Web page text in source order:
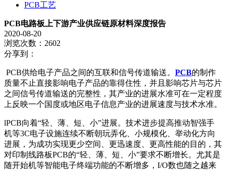
PCB工艺
PCB电路板上下游产业供应链原材料深度报告
2020-08-20
浏览次数：2602
分享到：
PCB供给电子产品之间的互联和信号传道输送。 PCB的制作
质量不止直接影响电子产品的靠得住性，并且影响芯片与芯片
之间信号传道输送的完整性，其产业的进展水准可在一定程度
上反映一个国度或地区电子信息产业的进展速度与技术水准。
lPCB向着“轻、薄、短、小”进展。技术进步提高推动智强手
机等3C电子设施连续不断朝玩弄化、小规模化、举动化方向
进展，为成功实现更少空间、更迅速度、更高性能的目的，其
对印制线路板PCB的“轻、薄、短、小”要求不断增长。尤其是
随开始机等智能电子终端功能的不断增多，I/O数也随之越来